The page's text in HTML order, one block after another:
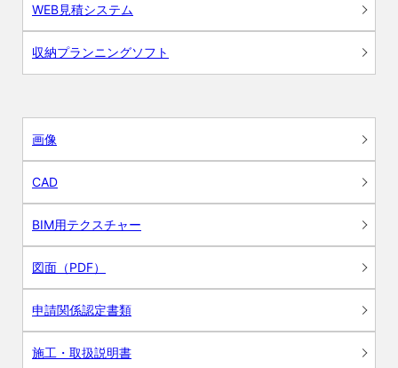
WEB見積システム
収納プランニングソフト
画像
CAD
BIM用テクスチャー
図面（PDF）
申請関係認定書類
施工・取扱説明書